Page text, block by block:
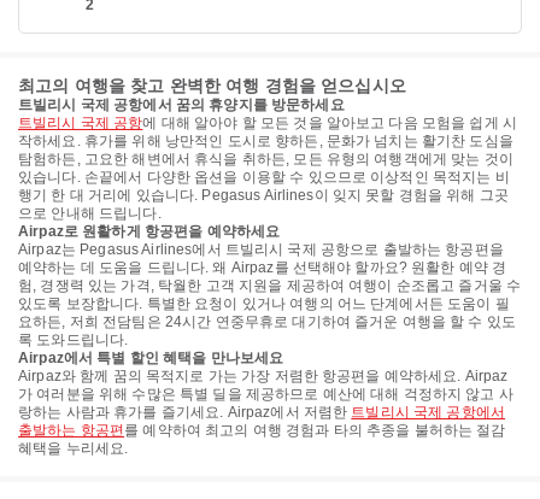
2
최고의 여행을 찾고 완벽한 여행 경험을 얻으십시오
트빌리시 국제 공항에서 꿈의 휴양지를 방문하세요
트빌리시 국제 공항에 대해 알아야 할 모든 것을 알아보고 다음 모험을 쉽게 시
작하세요. 휴가를 위해 낭만적인 도시로 향하든, 문화가 넘치는 활기찬 도심을
탐험하든, 고요한 해변에서 휴식을 취하든, 모든 유형의 여행객에게 맞는 것이
있습니다. 손끝에서 다양한 옵션을 이용할 수 있으므로 이상적인 목적지는 비
행기 한 대 거리에 있습니다. Pegasus Airlines이 잊지 못할 경험을 위해 그곳
으로 안내해 드립니다.
Airpaz로 원활하게 항공편을 예약하세요
Airpaz는 Pegasus Airlines에서 트빌리시 국제 공항으로 출발하는 항공편을
예약하는 데 도움을 드립니다. 왜 Airpaz를 선택해야 할까요? 원활한 예약 경
험, 경쟁력 있는 가격, 탁월한 고객 지원을 제공하여 여행이 순조롭고 즐거울 수
있도록 보장합니다. 특별한 요청이 있거나 여행의 어느 단계에서든 도움이 필
요하든, 저희 전담팀은 24시간 연중무휴로 대기하여 즐거운 여행을 할 수 있도
록 도와드립니다.
Airpaz에서 특별 할인 혜택을 만나보세요
Airpaz와 함께 꿈의 목적지로 가는 가장 저렴한 항공편을 예약하세요. Airpaz
가 여러분을 위해 수많은 특별 딜을 제공하므로 예산에 대해 걱정하지 않고 사
랑하는 사람과 휴가를 즐기세요. Airpaz에서 저렴한 트빌리시 국제 공항에서
출발하는 항공편 를 예약하여 최고의 여행 경험과 타의 추종을 불허하는 절감
혜택을 누리세요.